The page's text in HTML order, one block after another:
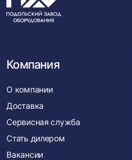
Компания
О компании
Доставка
Сервисная служба
Стать дилером
Вакансии